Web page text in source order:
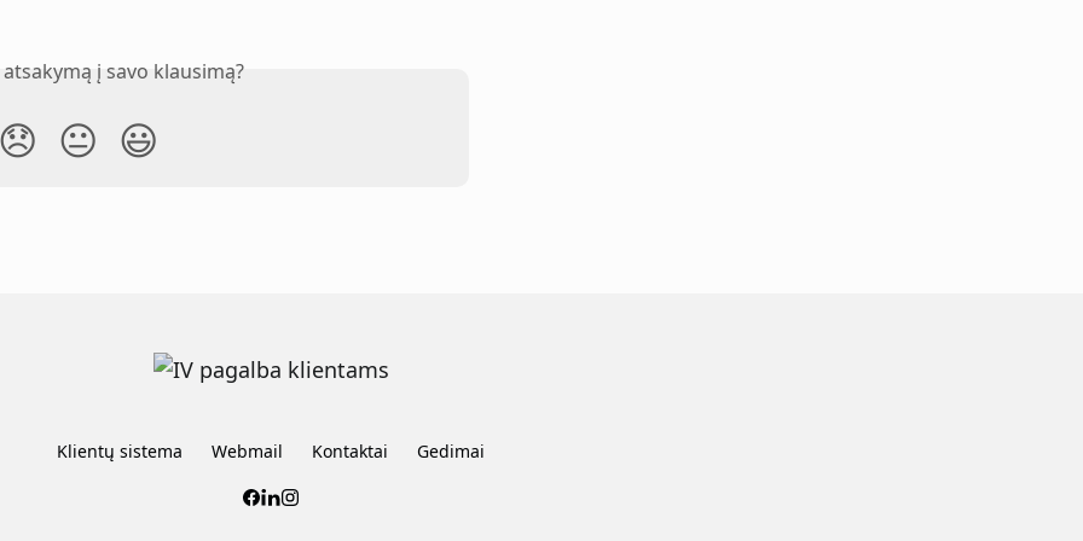
į savo klausimą?
😞 😐 😃
Klientų sistema Webmail Kontaktai Gedimai